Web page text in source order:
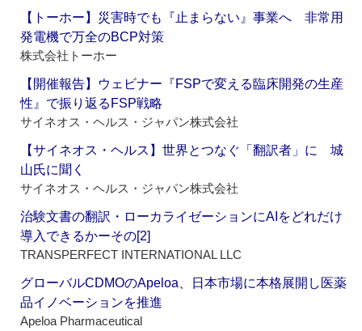
【トーホー】災害時でも『止まらない』事業へ 非常用
発電機で万全のBCP対策
株式会社トーホー
【開催報告】ウェビナー『FSPで変える臨床開発の生産
性』で振り返るFSP戦略
サイネオス・ヘルス・ジャパン株式会社
【サイネオス・ヘルス】世界とつなぐ「翻訳者」に 城
山氏に聞く
サイネオス・ヘルス・ジャパン株式会社
治験文書の翻訳・ローカライゼーションにAIをどれだけ
導入できるかーその[2]
TRANSPERFECT INTERNATIONAL LLC
グローバルCDMOのApeloa、日本市場に本格展開し医薬
品イノベーションを推進
Apeloa Pharmaceutical